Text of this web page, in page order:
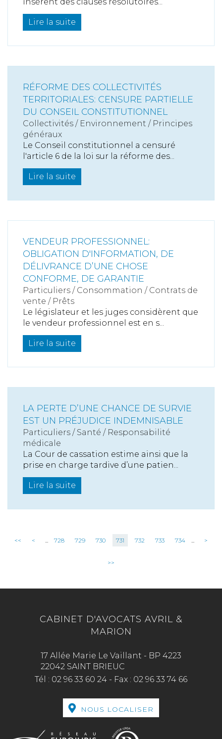
Lire la suite
RÉFORME DES COLLECTIVITÉS
TERRITORIALES: CENSURE PARTIELLE
DU CONSEIL CONSTITUTIONNEL
Collectivités / Environnement / Principes
généraux
Le Conseil constitutionnel a censuré
l'article 6 de la loi sur la réforme des...
Lire la suite
VENDEUR PROFESSIONNEL:
OBLIGATION D'INFORMATION, DE
DÉLIVRANCE D’UNE CHOSE
CONFORME, DE GARANTIE
Particuliers / Consommation / Contrats de
vente / Prêts
Le législateur et les juges considèrent que
le vendeur professionnel est en s...
Lire la suite
LA PERTE D’UNE CHANCE DE SURVIE
EST UN PRÉJUDICE INDEMNISABLE
Particuliers / Santé / Responsabilité
médicale
La Cour de cassation estime ainsi que la
prise en charge tardive d’une patien...
Lire la suite
<< < ... 728 729 730 731 732 733 734 ... >
>>
CABINET D'AVOCATS AVRIL &
MARION
17 Allée Marie Le Vaillant - BP 4223
22042 SAINT BRIEUC
Tél : 02 96 33 60 24 - Fax : 02 96 33 74 66
NOUS LOCALISER